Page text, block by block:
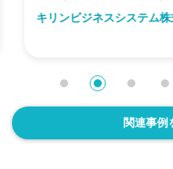
キリンビジネスシステム株
関連事例